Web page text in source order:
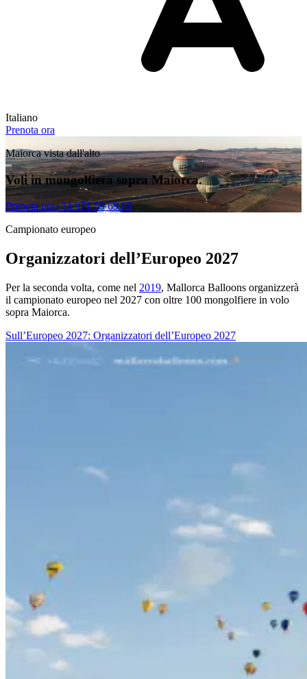
Italiano
Prenota ora
Maiorca vista dall'alto
Voli in mongolfiera sopra Maiorca.
Prenota ora+34 971 59 69 69
Campionato europeo
Organizzatori dell’Europeo 2027
Per la seconda volta, come nel 2019, Mallorca Balloons organizzerà
il campionato europeo nel 2027 con oltre 100 mongolfiere in volo
sopra Maiorca.
Sull’Europeo 2027: Organizzatori dell’Europeo 2027